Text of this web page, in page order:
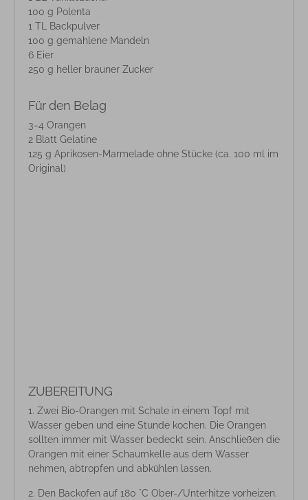
100 g Polenta
1 TL Backpulver
100 g gemahlene Mandeln
6 Eier
250 g heller brauner Zucker
Für den Belag
3–4 Orangen
2 Blatt Gelatine
125 g Aprikosen-Marmelade ohne Stücke (ca. 100 ml im
Original)
ZUBEREITUNG
Zwei Bio-Orangen mit Schale in einem Topf mit
Wasser geben und eine Stunde kochen. Die Orangen
sollten immer mit Wasser bedeckt sein. Anschließen die
Orangen mit einer Schaumkelle aus dem Wasser
nehmen, abtropfen und abkühlen lassen.
Den Backofen auf 180 °C Ober-/Unterhitze vorheizen.